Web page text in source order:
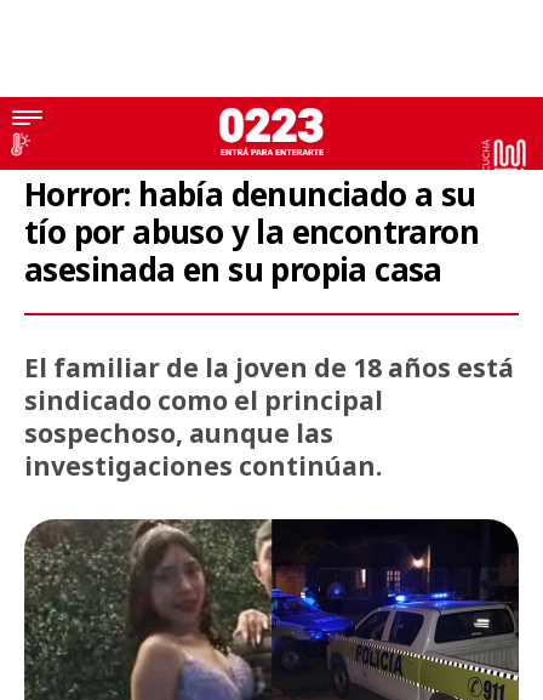
Femicidio
Horror: había denunciado a su
tío por abuso y la encontraron
asesinada en su propia casa
El familiar de la joven de 18 años está
sindicado como el principal
sospechoso, aunque las
investigaciones continúan.